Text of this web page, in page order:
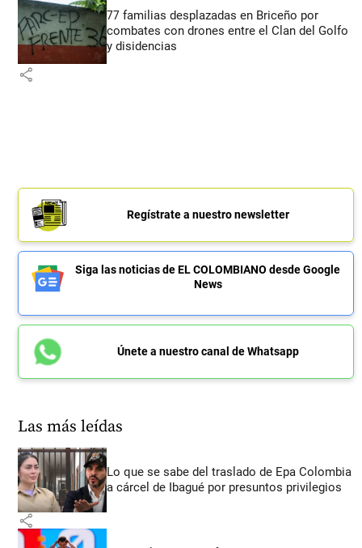
77 familias desplazadas en Briceño por
combates con drones entre el Clan del Golfo
y disidencias
share
Regístrate a nuestro newsletter
Siga las noticias de EL COLOMBIANO desde Google
News
Únete a nuestro canal de Whatsapp
Las más leídas
Lo que se sabe del traslado de Epa Colombia
a cárcel de Ibagué por presuntos privilegios
share